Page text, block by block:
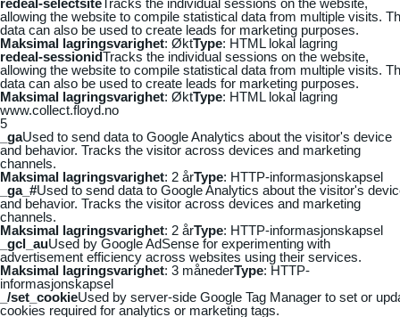
allowing the website to compile statistical data from multiple visits.
data can also be used to create leads for marketing purposes.
Maksimal lagringsvarighet: ØktType: HTML lokal lagring
redeal-sessionidTracks the individual sessions on the website,
allowing the website to compile statistical data from multiple visits.
data can also be used to create leads for marketing purposes.
Maksimal lagringsvarighet: ØktType: HTML lokal lagring
www.collect.floyd.no
5
_gaUsed to send data to Google Analytics about the visitor's device
and behavior. Tracks the visitor across devices and marketing
channels.
Maksimal lagringsvarighet: 2 årType: HTTP-informasjonskapsel
_ga_#Used to send data to Google Analytics about the visitor's
and behavior. Tracks the visitor across devices and marketing
channels.
Maksimal lagringsvarighet: 2 årType: HTTP-informasjonskapsel
_gcl_auUsed by Google AdSense for experimenting with
advertisement efficiency across websites using their services.
Maksimal lagringsvarighet: 3 månederType: HTTP-
informasjonskapsel
_/set_cookieUsed by server-side Google Tag Manager to set or
cookies required for analytics or marketing tags.